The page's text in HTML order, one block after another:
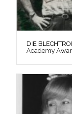
DIE
Academy